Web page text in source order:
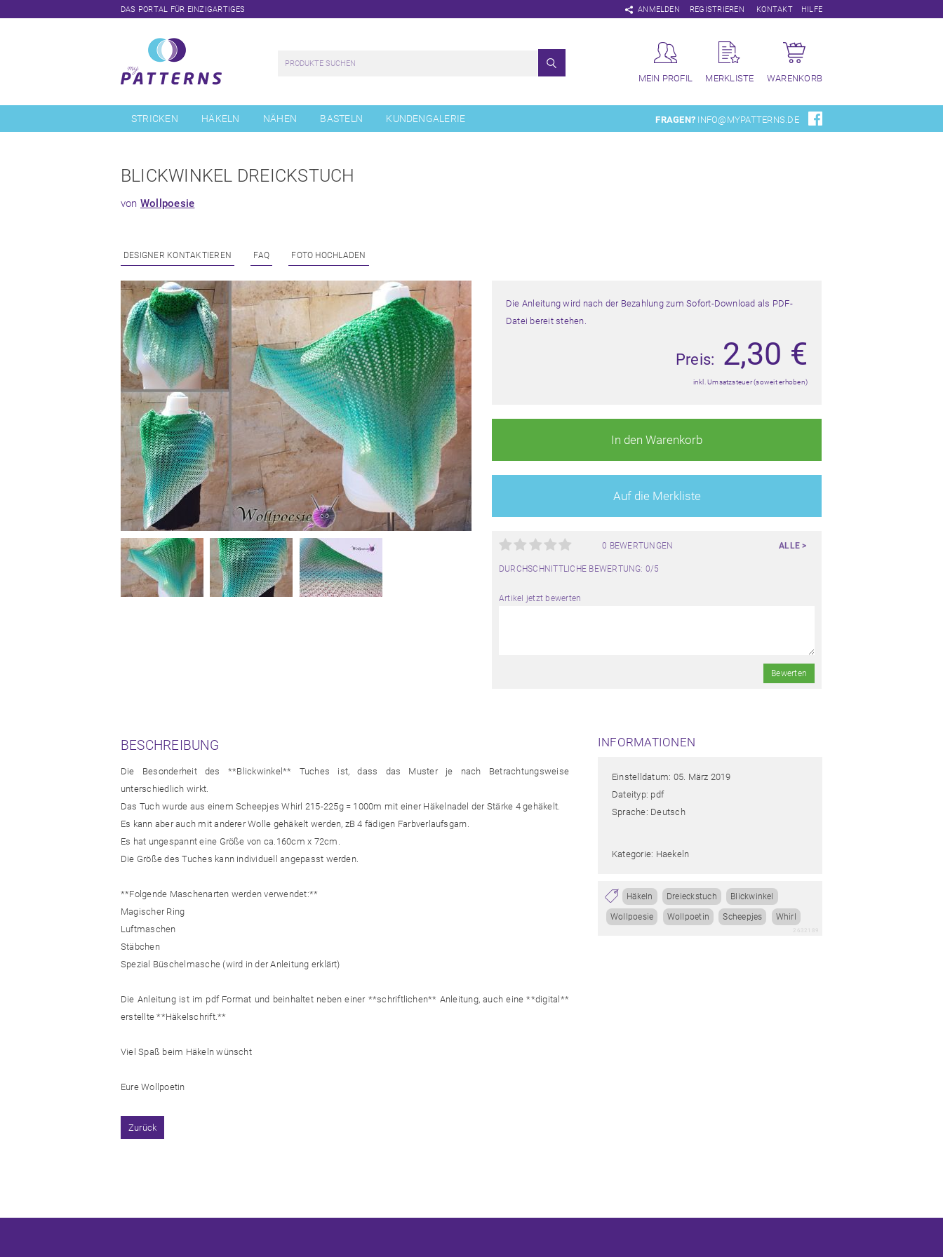
DAS PORTAL FÜR EINZIGARTIGES ANMELDEN
Navigation
überspringen
REGISTRIEREN KONTAKT HILFE
MEIN PROFIL MERKLISTE WARENKORB
überspringen
STRICKEN HÄKELN NÄHEN BASTELN KUNDENGALERIE FRAGEN? INFO@MYPATTERNS.DE
BLICKWINKEL DREICKSTUCH
von Wollpoesie
DESIGNER KONTAKTIEREN FAQ FOTO HOCHLADEN
Die Anleitung wird nach der Bezahlung zum Sofort-Download als PDF-
Datei bereit stehen.
Preis: 2,30 €
inkl. Umsatzsteuer (soweit erhoben)
In den Warenkorb
Auf die Merkliste
0 BEWERTUNGEN ALLE >
DURCHSCHNITTLICHE BEWERTUNG: 0/5
Artikel jetzt bewerten
Bewerten
BESCHREIBUNG
Die Besonderheit des **Blickwinkel** Tuches ist, dass das Muster je nach Betrachtungsweise
unterschiedlich wirkt.
Das Tuch wurde aus einem Scheepjes Whirl 215-225g = 1000m mit einer Häkelnadel der Stärke 4 gehäkelt.
Es kann aber auch mit anderer Wolle gehäkelt werden, zB 4 fädigen Farbverlaufsgarn.
Es hat ungespannt eine Größe von ca.160cm x 72cm.
Die Größe des Tuches kann individuell angepasst werden.
**Folgende Maschenarten werden verwendet:**
Magischer Ring
Luftmaschen
Stäbchen
Spezial Büschelmasche (wird in der Anleitung erklärt)
Die Anleitung ist im pdf Format und beinhaltet neben einer **schriftlichen** Anleitung, auch eine **digital**
erstellte **Häkelschrift.**
Viel Spaß beim Häkeln wünscht
Eure Wollpoetin
INFORMATIONEN
Einstelldatum: 05. März 2019
Dateityp: pdf
Sprache: Deutsch
Kategorie: Haekeln
Häkeln Dreieckstuch Blickwinkel
Wollpoesie Wollpoetin Scheepjes Whirl
Zurück